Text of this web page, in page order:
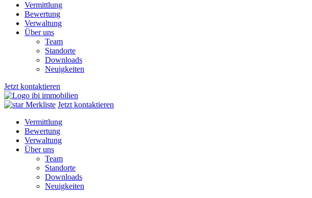
Vermittlung
Bewertung
Verwaltung
Über uns
Team
Standorte
Downloads
Neuigkeiten
Jetzt kontaktieren
Merkliste Jetzt kontaktieren
Vermittlung
Bewertung
Verwaltung
Über uns
Team
Standorte
Downloads
Neuigkeiten